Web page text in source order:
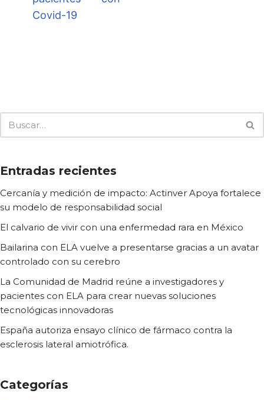
Covid-19
Entradas recientes
Cercanía y medición de impacto: Actinver Apoya fortalece
su modelo de responsabilidad social
El calvario de vivir con una enfermedad rara en México
Bailarina con ELA vuelve a presentarse gracias a un avatar
controlado con su cerebro
La Comunidad de Madrid reúne a investigadores y
pacientes con ELA para crear nuevas soluciones
tecnológicas innovadoras
España autoriza ensayo clínico de fármaco contra la
esclerosis lateral amiotrófica.
Categorías